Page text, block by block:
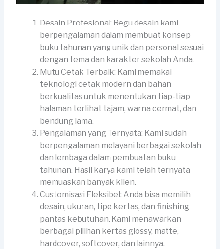
Desain Profesional: Regu desain kami
berpengalaman dalam membuat konsep
buku tahunan yang unik dan personal sesuai
dengan tema dan karakter sekolah Anda.
Mutu Cetak Terbaik: Kami memakai
teknologi cetak modern dan bahan
berkualitas untuk menentukan tiap-tiap
halaman terlihat tajam, warna cermat, dan
bendung lama.
Pengalaman yang Ternyata: Kami sudah
berpengalaman melayani berbagai sekolah
dan lembaga dalam pembuatan buku
tahunan. Hasil karya kami telah ternyata
memuaskan banyak klien.
Customisasi Fleksibel: Anda bisa memilih
desain, ukuran, tipe kertas, dan finishing
pantas kebutuhan. Kami menawarkan
berbagai pilihan kertas glossy, matte,
hardcover, softcover, dan lainnya.